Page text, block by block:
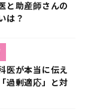
と助産師さんの
は？
医が本当に伝え
剰適応」と対